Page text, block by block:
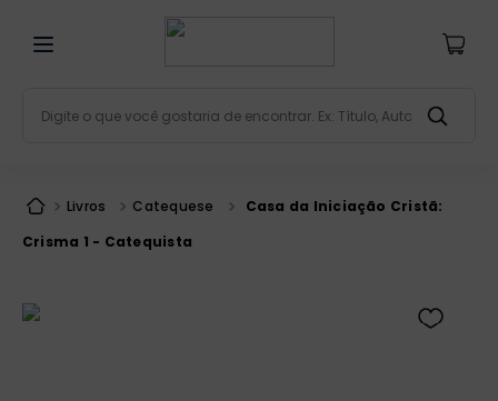
Livros Catequese
Casa da Iniciação Cristã:
Crisma 1 - Catequista
2º liturgia